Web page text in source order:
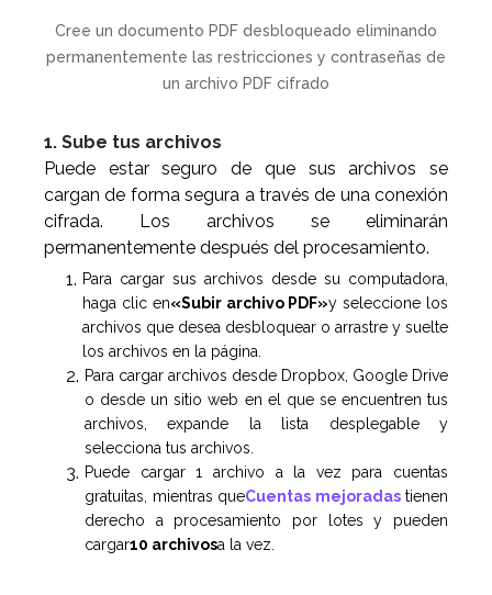
Cree un documento PDF desbloqueado eliminando
permanentemente las restricciones y contraseñas de
un archivo PDF cifrado
1. Sube tus archivos
Puede estar seguro de que sus archivos se
cargan de forma segura a través de una conexión
cifrada. Los archivos se eliminarán
permanentemente después del procesamiento.
Para cargar sus archivos desde su computadora,
haga clic en«Subir archivo PDF»y seleccione los
archivos que desea desbloquear o arrastre y suelte
los archivos en la página.
Para cargar archivos desde Dropbox, Google Drive
o desde un sitio web en el que se encuentren tus
archivos, expande la lista desplegable y
selecciona tus archivos.
Puede cargar 1 archivo a la vez para cuentas
gratuitas, mientras queCuentas mejoradastienen
derecho a procesamiento por lotes y pueden
cargar10 archivosa la vez.